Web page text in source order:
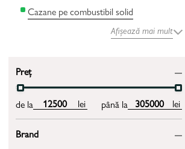
Cazane pe combustibil solid
Afișează mai mult
Preț
de la lei până la lei
Brand